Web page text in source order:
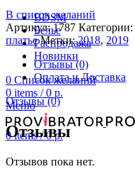
BDSM
Белье
Распродажа
Новинки
0 Список желаний
0 items / 0 р.
Меню
0items / 0р.
В список желаний
Артикул:1787 Категории:
платье Метки:2018, 2019
Отзывы (0)
Оплата и Доставка
Отзывы (0)
Отзывы
Отзывов пока нет.